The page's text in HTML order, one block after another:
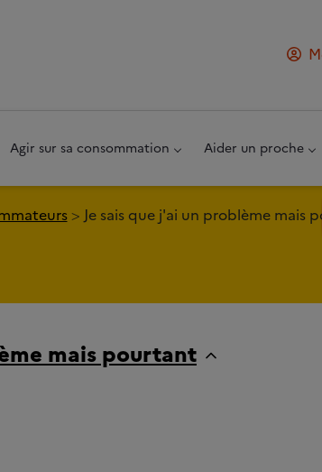
Agir sur sa consommation Aider un proche
Je sais que j'ai un problème mais
mais pourtant